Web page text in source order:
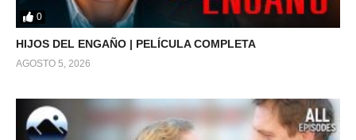
0
HIJOS DEL ENGAÑO | PELÍCULA COMPLETA
AGOSTO 5, 2026